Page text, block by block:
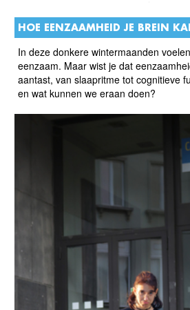
HOE EENZAAMHEID JE BREIN
In deze donkere wintermaanden
eenzaam. Maar wist je dat
aantast, van slaapritme tot cognitieve
en wat kunnen we eraan doen?